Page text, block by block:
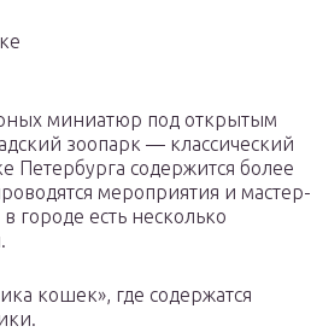
миниатюр под открытым
зоопарк — классический
Петербурга содержится более
мероприятия и мастер-
городе есть несколько
кошек», где содержатся